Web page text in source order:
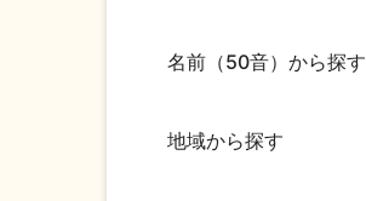
名前（50音）から探す
地域から探す